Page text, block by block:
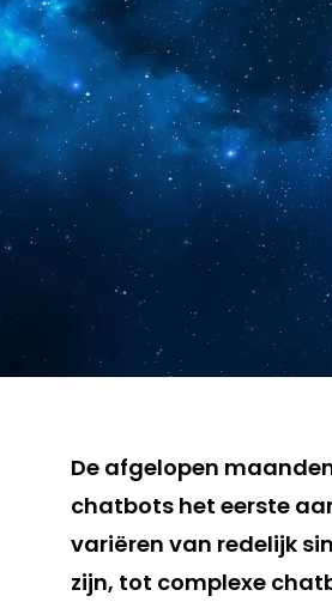
De afgelopen
chatbots het eerste
variëren van redelijk
zijn, tot complexe